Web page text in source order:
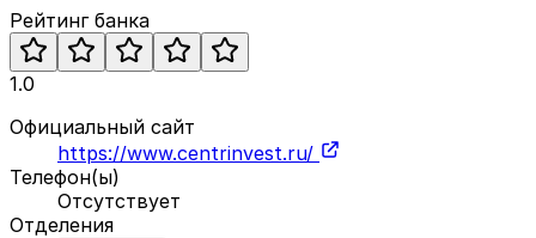
Рейтинг банка
1.0
Официальный сайт
https://www.centrinvest.ru/
Телефон(ы)
Отсутствует
Отделения